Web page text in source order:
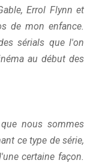
Errol Flynn et
de mon enfance.
sérials que l'on
au début des
nous sommes
ce type de série,
certaine façon.